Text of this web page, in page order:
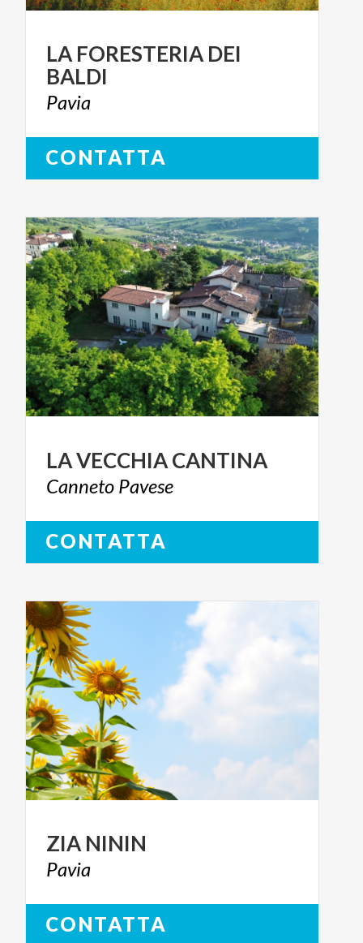
LA FORESTERIA DEI
BALDI
Pavia
CONTATTA
LAVECCHIACANTINA
Canneto Pavese
CONTATTA
ZIA NININ
Pavia
CONTATTA